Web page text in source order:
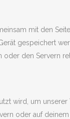
mit den
gespeichert
den Servern
wird, um
oder auf